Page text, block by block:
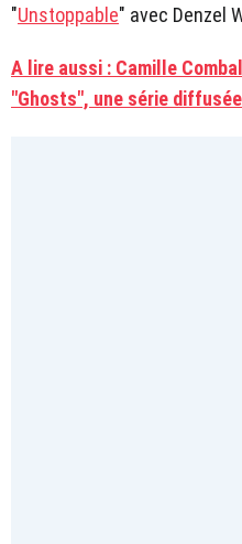
"Unstoppable" avec Denzel
A lire aussi : Camille
"Ghosts", une série